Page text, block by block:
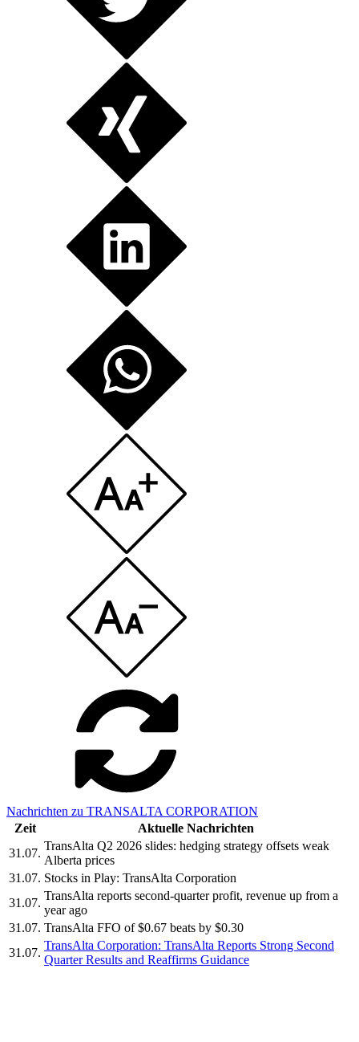
Nachrichten zu TRANSALTA CORPORATION
Zeit
Aktuelle Nachrichten
31.07.
TransAlta Q2 2026 slides: hedging strategy offsets weak
Alberta prices
31.07. Stocks in Play: TransAlta Corporation
31.07.
TransAlta reports second-quarter profit, revenue up from a
year ago
31.07. TransAlta FFO of $0.67 beats by $0.30
31.07.
TransAlta Corporation: TransAlta Reports Strong Second
Quarter Results and Reaffirms Guidance